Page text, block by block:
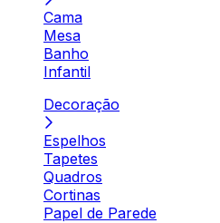
Cama
Mesa
Banho
Infantil
Decoração
Espelhos
Tapetes
Quadros
Cortinas
Papel de Parede